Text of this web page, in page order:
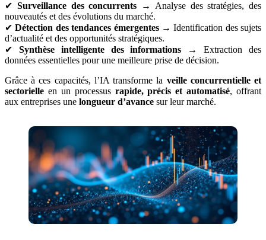
✔ Surveillance des concurrents → Analyse des stratégies, des
nouveautés et des évolutions du marché.
✔Détection des tendances émergentes→ Identification des sujets
d’actualité et des opportunités stratégiques.
✔ Synthèse intelligente des informations → Extraction des
données essentielles pour une meilleure prise de décision.
Grâce à ces capacités, l’IA transforme la veille concurrentielle et
sectorielle en un processus rapide, précis et automatisé, offrant
aux entreprises une longueur d’avance sur leur marché.